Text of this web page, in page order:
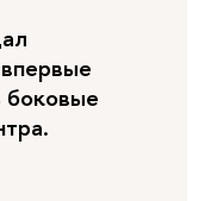
боковые